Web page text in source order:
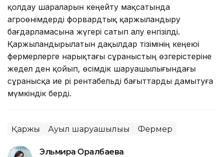
қолдау шараларын кеңейту мақсатында
агроөнімдерді форвардтық қаржыландыру
бағдарламасына жүгері сатып алу енгізілді.
Қаржыландырылатын дақылдар тізімінің кеңеюі
фермерлерге нарықтағы сұраныстың өзгерістеріне
жедел ден қойып, өсімдік шаруашылығындағы
сұранысқа ие әрі рентабельді бағыттарды дамытуға
мүмкіндік берді.
Қаржы Ауыл шаруашылығы Фермер
Эльмира Оралбаева